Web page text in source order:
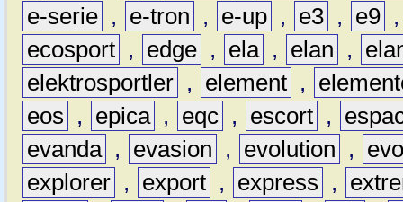
e-serie , e-tron , e-up , e3 , e9
ecosport , edge , ela , elan ,
elektrosportler , element ,
eos
, epica , eqc , escort ,
evanda , evasion , evolution ,
explorer , export , express ,